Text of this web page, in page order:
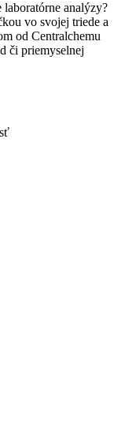
analýzy?
vo svojej triede a
od Centralchemu
či priemyselnej